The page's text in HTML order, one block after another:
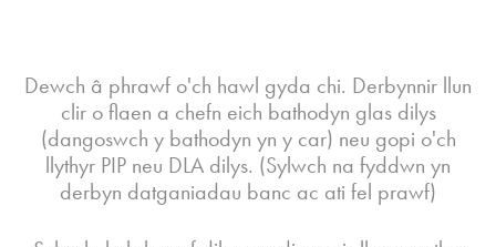
Dewch â phrawf o'ch hawl gyda chi. Derbynnir llun
clir o flaen a chefn eich bathodyn glas dilys
(dangoswch y bathodyn yn y car) neu gopi o'ch
llythyr PIP neu DLA dilys. (Sylwch na fyddwn yn
derbyn datganiadau banc ac ati fel prawf)